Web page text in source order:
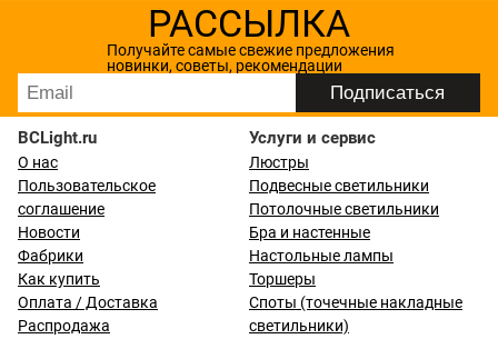
РАССЫЛКА
Получайте самые свежие предложения
новинки, советы, рекомендации
BCLight.ru
О нас
Пользовательское
соглашение
Новости
Фабрики
Как купить
Оплата / Доставка
Распродажа
Услуги и сервис
Люстры
Подвесные светильники
Потолочные светильники
Бра и настенные
Настольные лампы
Торшеры
Споты (точечные накладные
светильники)